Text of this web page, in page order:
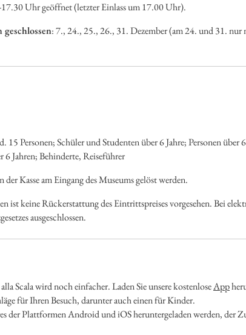
Uhr geöffnet (letzter Einlass um 17.00 Uhr).
: 7., 24., 25., 26., 31. Dezember (am 24. und 31. nur
Personen; Schüler und Studenten über 6 Jahre; Personen über
Jahren; Behinderte, Reiseführer
Kasse am Eingang des Museums gelöst werden.
ist keine Rückerstattung des Eintrittspreises vorgesehen. Bei
ausgeschlossen.
Scala wird noch einfacher. Laden Sie unsere kostenloseApp
für Ihren Besuch, darunter auch einen für Kinder.
der Plattformen Android und iOS heruntergeladen werden, der